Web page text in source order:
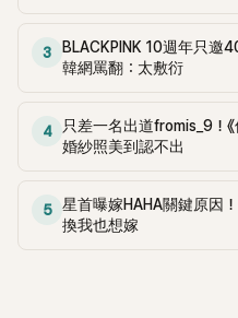
3
BLACKPINK 10週年只邀
韓網罵翻：太敷衍
4
只差一名出道fromis_9！
婚紗照美到認不出
5
星首曝嫁HAHA關鍵原因
換我也想嫁